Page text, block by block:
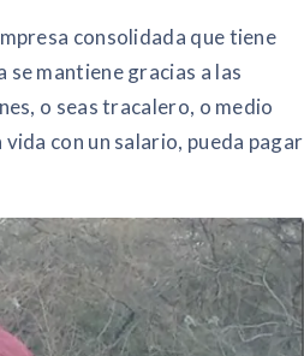
consolidada que tiene
mantiene gracias a las
o seas tracalero, o medio
con un salario, pueda pagar